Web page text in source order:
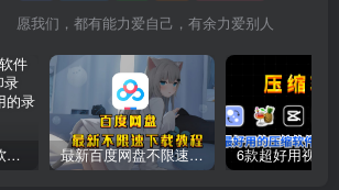
愿我们，都有能力爱自己，有余力爱别人
7款免费好用录屏软件推荐，高清4K无水印录制，主播UP主都在用的录屏软件 最新百度网盘不限速下载教程